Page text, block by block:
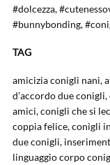
#dolcezza,
#bunnybonding,
TAG
amicizia conigli nani,
d’accordo due
amici, conigli che si
coppia felice, conigli
due conigli,
linguaggio corpo